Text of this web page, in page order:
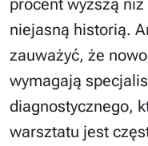
procent wyższą
niejasną historią.
zauważyć, że
wymagają
diagnostycznego,
warsztatu jest